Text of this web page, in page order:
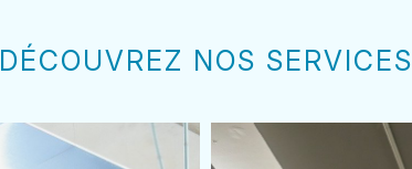
DÉCOUVREZ NOS SERVICES